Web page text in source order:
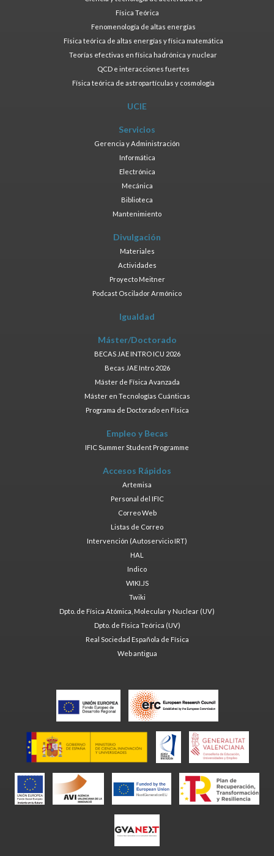
Física Teórica
Fenomenología de altas energías
Física teórica de altas energías y física matemática
Teorías efectivas en física hadrónica y nuclear
QCD e interacciones fuertes
Física teórica de astropartículas y cosmología
UCIE
Servicios
Gerencia y Administración
Informática
Electrónica
Mecánica
Biblioteca
Mantenimiento
Divulgación
Materiales
Actividades
Proyecto Meitner
Podcast Oscilador Armónico
Igualdad
Máster/Doctorado
BECAS JAE INTRO ICU 2026
Becas JAE Intro 2026
Máster de Física Avanzada
Máster en Tecnologías Cuánticas
Programa de Doctorado en Física
Empleo y Becas
IFIC Summer Student Programme
Accesos Rápidos
Artemisa
Personal del IFIC
Correo Web
Listas de Correo
Intervención (Autoservicio IRT)
HAL
Indico
WIKI.JS
Twiki
Dpto. de Física Atómica, Molecular y Nuclear (UV)
Dpto. de Física Teórica (UV)
Real Sociedad Española de Física
Web antigua